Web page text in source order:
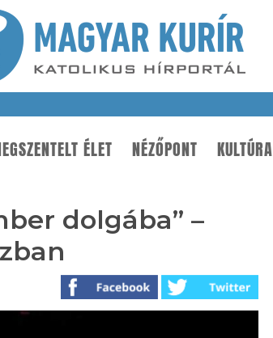
ÉLET NÉZŐPONT KULTÚRA
dolgába” –